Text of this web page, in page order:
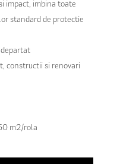
impact, imbina toate
standard de protectie
constructii si renovari
m2/rola